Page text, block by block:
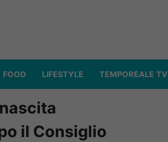
FOOD LIFESTYLE TEMPOREALE TV
il Consiglio